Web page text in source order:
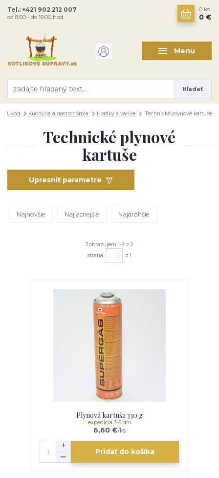
Menu
Hľadať
Tel.: +421 902 212 007
od 8:00 - do 16:00 hod
0 ks
0 €
Úvod Kuchyňa a gastronómia Horáky a variče Technické plynové kartuše
Technické plynové
kartuše
Upresniť parametre
Najnovšie Najlacnejšie Najdrahšie
Zobrazujem 1-2 z 2
strana
z 1
Plynová kartuša 330 g
6,60 €/ks
expedícia 3-5 dní
Pridať do košíka